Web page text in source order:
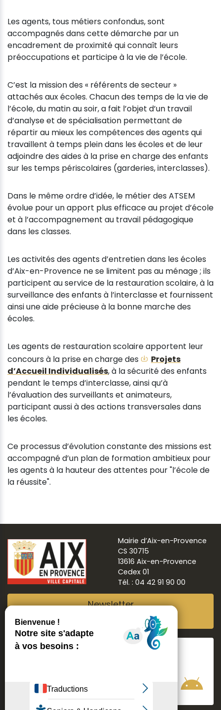
Les agents, tous métiers confondus, sont
accompagnés dans cette démarche par un
encadrement de proximité qui connaît leurs
préoccupations et participe à la vie de l’école.
C’est la mission des « référents de secteur »
attachés aux écoles. Chacun des temps de la vie de
l’école, du matin au soir, a fait l’objet d’un travail
d’analyse et de spécialisation permettant de
répartir au mieux les compétences des agents qui
travaillent à temps plein dans les écoles et de leur
adjoindre des aides à la prise en charge des enfants
sur les temps périscolaires (garderies, interclasses).
Dans le même ordre d’idée, le métier des ATSEM
évolue pour un apport plus efficace au projet d’école
et à l’accompagnement au travail pédagogique
dans les classes.
Les activités des agents d’entretien dans les écoles
d’Aix-en-Provence ne se limitent pas au ménage ; ils
participent au service de la restauration scolaire, à la
surveillance des enfants à l’interclasse et fournissent
ainsi une aide précieuse à la bonne marche des
écoles.
Les agents de restauration scolaire apportent leur
concours à la prise en charge des
Projets
d’Accueil Individualisés, à la sécurité des enfants
pendant le temps d’interclasse, ainsi qu’à
l’évaluation des surveillants et animateurs,
participant aussi à des actions transversales dans
les écoles.
Ce processus d’évolution constante des missions est
accompagné d’un plan de formation ambitieux pour
les agents à la hauteur des attentes pour "l’école de
la réussite".
Mairie d’Aix-en-Provence
CS 30715
13616 Aix-en-Provence
Cedex 01
Tél. : 04 42 91 90 00
Newsletter
Suivre Aix ma ville